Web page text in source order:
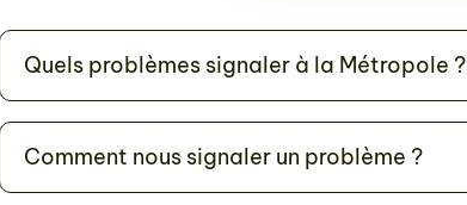
Quels problèmes signaler à la Métropole ?
Comment nous signaler un problème ?